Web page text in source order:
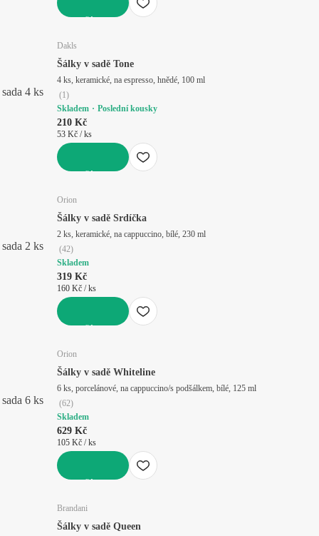
sada 4 ks
Dakls
Šálky v sadě Tone
4 ks, keramické, na espresso, hnědé, 100 ml
(1)
Skladem
Poslední kousky
210 Kč
53 Kč / ks
sada 2 ks
Orion
Šálky v sadě Srdíčka
2 ks, keramické, na cappuccino, bílé, 230 ml
(42)
Skladem
319 Kč
160 Kč / ks
sada 6 ks
Orion
Šálky v sadě Whiteline
6 ks, porcelánové, na cappuccino/s podšálkem, bílé, 125 ml
(62)
Skladem
629 Kč
105 Kč / ks
Brandani
Šálky v sadě Queen